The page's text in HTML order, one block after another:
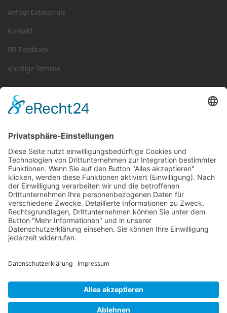
Anfrage Datenschutz
Kontakt
SR-Feedback
wichtige Termine
Information
Sachsen und Thüringen. Er ist als eingetragener Verein tätig und
gleichzeitig Veranstalter der Spiele der Regionalliga in
verschiedenen Ligen.
Die RLSO ist jetzt auch erreichbar unter der Adresse
Wir betreiben ...